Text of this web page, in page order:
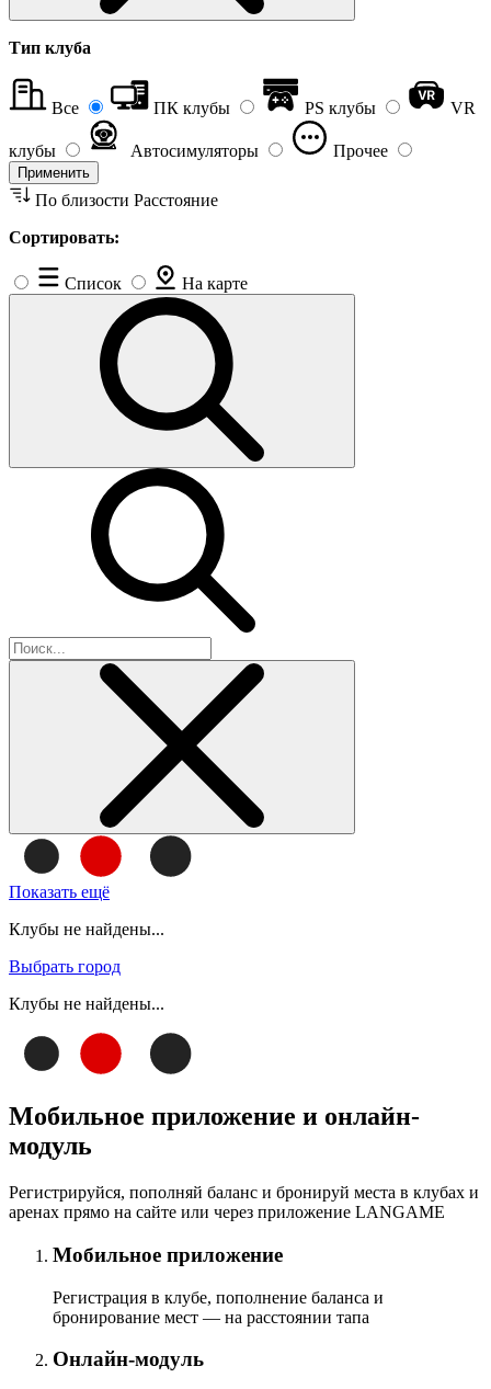
Тип клуба
Все ПК клубы PS клубы VR
клубы Автосимуляторы Прочее
Применить
По близости Расстояние
Сортировать:
Список На карте
Показать ещё
Клубы не найдены...
Выбрать город
Клубы не найдены...
Мобильное приложение и онлайн-
модуль
Регистрируйся, пополняй баланс и бронируй места в клубах и
аренах прямо на сайте или через приложение LANGAME
Мобильное приложение
Регистрация в клубе, пополнение баланса и
бронирование мест — на расстоянии тапа
Онлайн-модуль